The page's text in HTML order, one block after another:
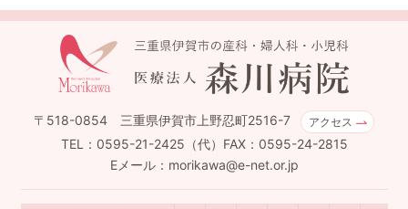
〒518-0854 三重県伊賀市上野忍町2516-7 アクセス
TEL：0595-21-2425（代）FAX：0595-24-2815
Eメール：morikawa@e-net.or.jp